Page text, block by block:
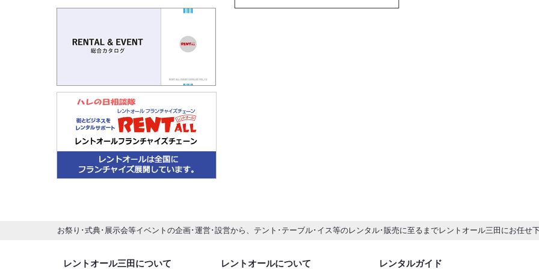
お祭り･式典･展示会等イベントの企画･運営･設営から、テント･テーブル･イス等のレンタル･販売に至るまでレントオール三田にお任せ
レントオール三田について レントオールについて レンタルガイド